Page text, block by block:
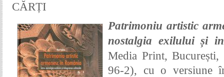
CĂRȚI
Patrimoniu artistic
nostalgia exilului și
Media Print,
96-2), cu o versiune